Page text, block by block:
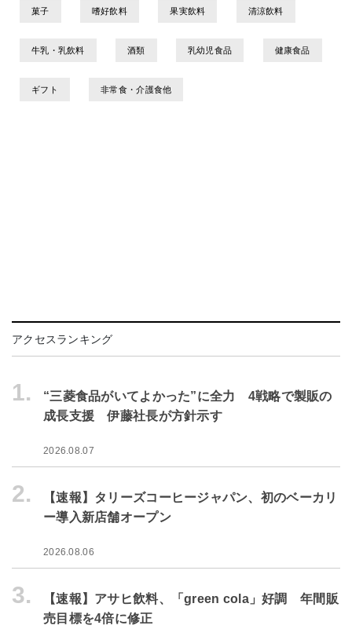
菓子 嗜好飲料 果実飲料 清涼飲料
牛乳・乳飲料 酒類 乳幼児食品 健康食品
ギフト 非常食・介護食他
アクセスランキング
1.
“三菱食品がいてよかった”に全力 4戦略で製販の
成長支援 伊藤社長が方針示す
2026.08.07
2.
【速報】タリーズコーヒージャパン、初のベーカリ
ー導入新店舗オープン
2026.08.06
3.
【速報】アサヒ飲料、「green cola」好調 年間販
売目標を4倍に修正